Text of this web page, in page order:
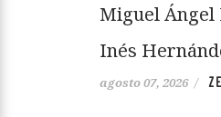
Miguel Ángel
Inés
agosto 07, 2026 /